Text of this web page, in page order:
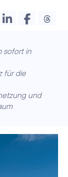
sofort in
für die
und